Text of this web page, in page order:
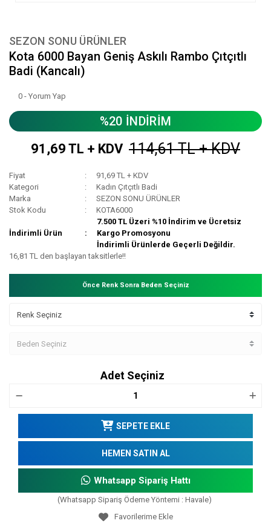
SEZON SONU ÜRÜNLER
Kota 6000 Bayan Geniş Askılı Rambo Çıtçıtlı
Badi (Kancalı)
0 - Yorum Yap
%20 İNDİRİM
91,69 TL + KDV 114,61 TL + KDV
Fiyat
91,69 TL + KDV
Kategori
Kadın Çıtçıtlı Badi
Marka
SEZON SONU ÜRÜNLER
Stok Kodu
KOTA6000
İndirimli Ürün
7.500 TL Üzeri %10 İndirim ve Ücretsiz
Kargo Promosyonu
İndirimli Ürünlerde Geçerli Değildir.
16,81 TL den başlayan taksitlerle!!
Önce Renk Sonra Beden Seçiniz
Adet Seçiniz
SEPETE EKLE
HEMEN SATIN AL
Whatsapp Sipariş Hattı
(Whatsapp Sipariş Ödeme Yöntemi : Havale)